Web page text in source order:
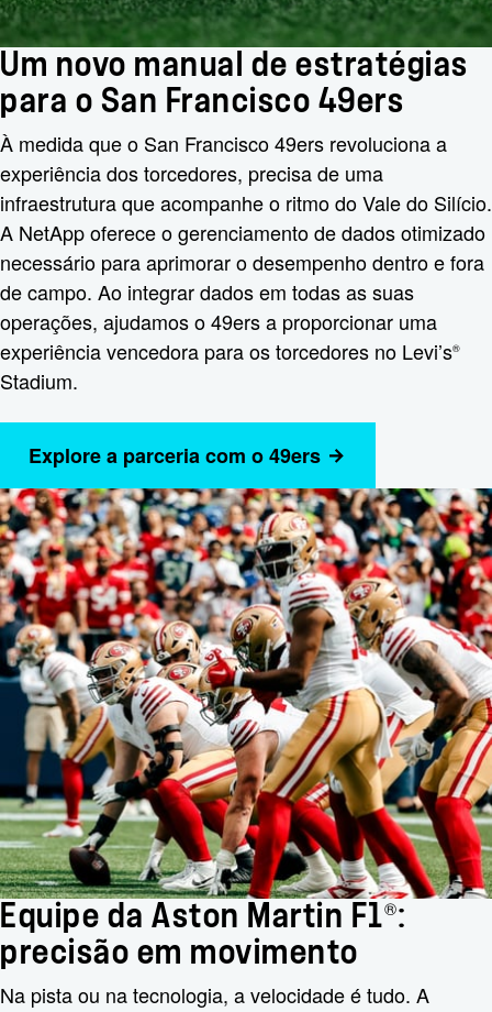
Um novo manual de estratégias
para o San Francisco 49ers
À medida que o San Francisco 49ers revoluciona a
experiência dos torcedores, precisa de uma
infraestrutura que acompanhe o ritmo do Vale do Silício.
A NetApp oferece o gerenciamento de dados otimizado
necessário para aprimorar o desempenho dentro e fora
de campo. Ao integrar dados em todas as suas
operações, ajudamos o 49ers a proporcionar uma
experiência vencedora para os torcedores no Levi’s®
Stadium.
Explore a parceria com o 49ers
Equipe da Aston Martin F1®:
precisão em movimento
Na pista ou na tecnologia, a velocidade é tudo. A